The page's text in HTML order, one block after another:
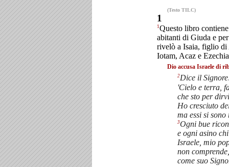
(Testo TILC)
1
1Questo libro
abitanti di Giuda e
rivelò a Isaia, figlio di
Iotam, Acaz e
Dio accusa Israele di
2Dice il
'Cielo e terra,
che sto per
Ho cresciuto
ma essi si
3Ogni bue
e ogni asino
Israele, mio
non
come suo